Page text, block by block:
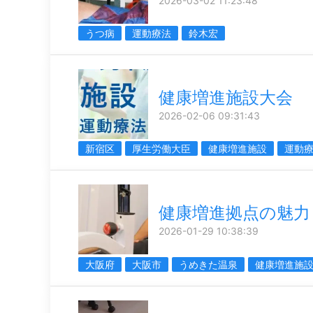
うつ病 運動療法 鈴木宏
健康増進施設大会
2026-02-06 09:31:43
新宿区 厚生労働大臣 健康増進施設 運動
健康増進拠点の魅力
2026-01-29 10:38:39
大阪府 大阪市 うめきた温泉 健康増進施設